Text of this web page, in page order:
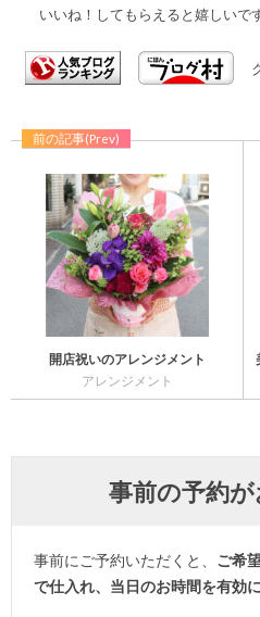
いいね！してもらえると嬉しいで
前の記事(Prev)
開店祝いのアレンジメント
アレンジメント
事前の予約が
事前にご予約いただくと、 ご希
で仕入れ、当日のお時間を有効